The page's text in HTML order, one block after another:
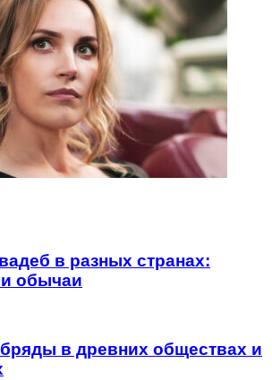
в разных странах:
обычаи
в древних обществах и